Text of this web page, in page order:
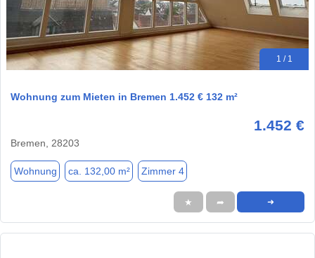
1 / 1
Wohnung zum Mieten in Bremen 1.452 € 132 m²
1.452 €
Bremen, 28203
Wohnung ca. 132,00 m² Zimmer 4
★ ➦ ➜